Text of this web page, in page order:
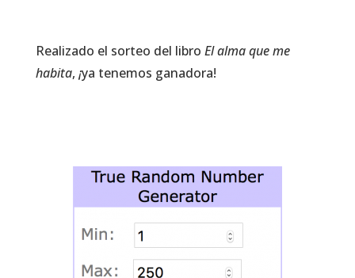
Realizado el sorteo del libro El alma que me
habita, ¡ya tenemos ganadora!